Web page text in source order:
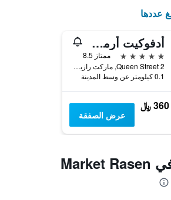
عددها
أدفوكيت أرمز هوتل
5 نجوم
ممتاز 8.5
2 Queen Street, ماركت رازين, المملكة المتحدة
0.1 كيلومتر عن وسط المدينة
360 ﷼
عرض الصفقة
أماكن للإقامة في Market Rasen